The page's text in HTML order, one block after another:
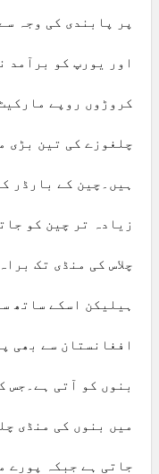
پر پابندی کی وجہ
اور یورپ کو برآمد
کروڑوں روپے
چلغوزے کی تین بڑی
ہیں۔چین کے بارڈر
زیادہ تر چین کو
چلاس کی منڈی تک
ہیلیکن اسکے ساتھ
افغانستان سے بھی
بنوں کو آتی ہے۔جس
میں بنوں کی منڈی
جاتی ہے جبکہ پورے